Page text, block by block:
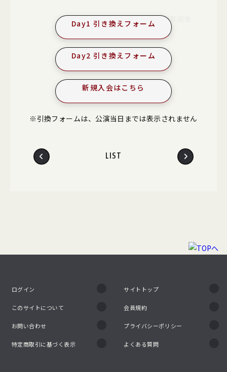
Day1 引き換えフォーム
Day2 引き換えフォーム
新規入会はこちら
※引換フォームは、公演当日までは表示されません
LIST
ログイン サイトトップ
このサイトについて 会員規約
お問い合わせ プライバシーポリシー
特定商取引に基づく表示 よくある質問